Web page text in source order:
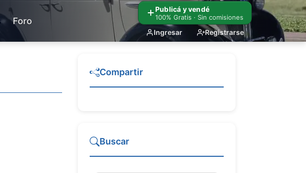
Publicá y vendé
100% Gratis · Sin comisiones
Ingresar Registrarse
Foro
Compartir
Buscar